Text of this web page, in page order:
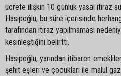
ücrete ilişkin 10 günlük yasal itiraz
Hasipoğlu, bu süre içerisinde
tarafından itiraz yapılmaması
kesinleştiğini belirtti.
Hasipoğlu, yarından itibaren
şehit eşleri ve çocukları ile malul